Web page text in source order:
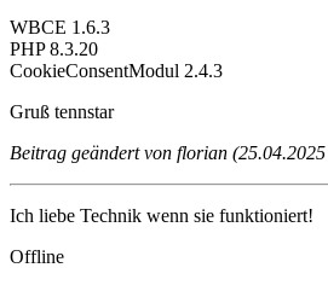
WBCE 1.6.3
PHP 8.3.20
CookieConsentModul 2.4.3
Gruß tennstar
Beitrag geändert von florian
Ich liebe Technik wenn sie funktioniert!
Offline